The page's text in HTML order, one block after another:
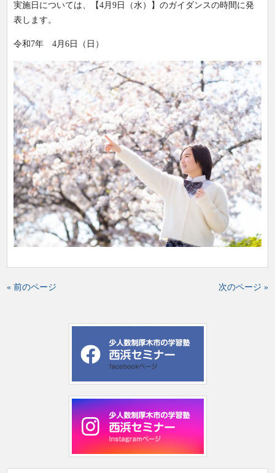
実施日については、【4月9日（水）】のガイダンスの時間に発
表します。
令和7年 4月6日（日）
« 前のページ 次のページ »